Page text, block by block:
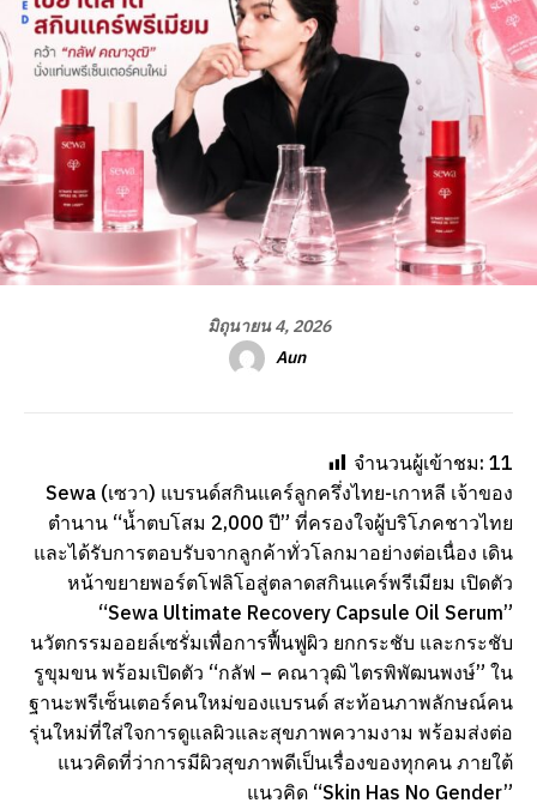
มิถุนายน 4, 2026
Aun
จำนวนผู้เข้าชม: 11
Sewa (เซวา) แบรนด์สกินแคร์ลูกครึ่งไทย-เกาหลี เจ้าของ
ตำนาน “น้ำตบโสม 2,000 ปี” ที่ครองใจผู้บริโภคชาวไทย
และได้รับการตอบรับจากลูกค้าทั่วโลกมาอย่างต่อเนื่อง เดิน
หน้าขยายพอร์ตโฟลิโอสู่ตลาดสกินแคร์พรีเมียม เปิดตัว
“Sewa Ultimate Recovery Capsule Oil Serum”
นวัตกรรมออยล์เซรั่มเพื่อการฟื้นฟูผิว ยกกระชับ และกระชับ
รูขุมขน พร้อมเปิดตัว “กลัฟ – คณาวุฒิ ไตรพิพัฒนพงษ์” ใน
ฐานะพรีเซ็นเตอร์คนใหม่ของแบรนด์ สะท้อนภาพลักษณ์คน
รุ่นใหม่ที่ใส่ใจการดูแลผิวและสุขภาพความงาม พร้อมส่งต่อ
แนวคิดที่ว่าการมีผิวสุขภาพดีเป็นเรื่องของทุกคน ภายใต้
แนวคิด “Skin Has No Gender”